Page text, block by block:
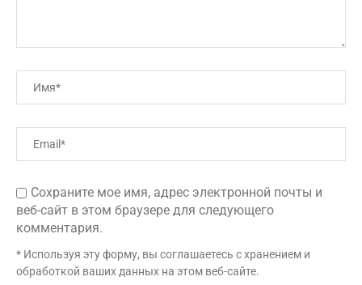
Сохраните мое имя, адрес электронной почты и
веб-сайт в этом браузере для следующего
комментария.
* Используя эту форму, вы соглашаетесь с хранением и
обработкой ваших данных на этом веб-сайте.